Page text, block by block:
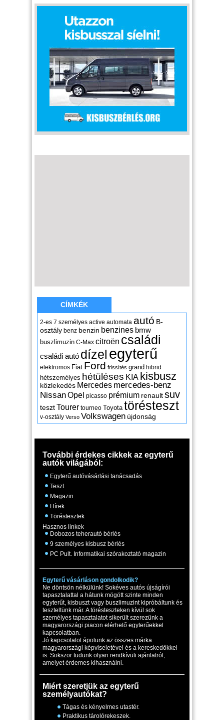
CÍMKÉK
2-es 7 személyes active automata autó B-
osztály benz benzin benzines bmw
buszlimuzin C-Max citroën családi
családi autó dízel egyterű
elektromos Fiat Ford frissítés grand hibrid
hétszemélyes hétüléses KIA kisbusz
közlekedés Mercedes mercedes-benz
NissanOpel picasso prémium renaultsuv
tesztTourer tourneo Toyota törésteszt
v-osztály Verso Volkswagen újdonság
További érdekes cikkek az egyterű
autók világából:
Egyterű autóvásárlási tanácsadás
Teszt
Magazin
Hírek
Töréstesztek
Hasznos linkek
Dobozos teherautó bérlés
9 személyes kisbusz bérlés
PC Pult. Informatikai szórakoztató magazin
Egyterű vásárláson gondolkodik?
Ne döntsön nélkülünk! Sokéves autós újságírói
tapasztalattal a hátunk mögött szinte minden
egyterűt, kisbuszt vagy buszlimuzint kipróbáltunk és
teszteltünk már. A törésteszteken kívül sok
személyes tapasztalatot sikerült szerezünk a
magyarországi piacon elérhető egyterűekkel
kapcsolatban.
Jó kapcsolatot ápolunk az összes márka
magyarországi képviseletével és a kereskedőkkel
is. Sokszor tudunk olyan rendkívüli ajánlatról,
amelyet érdemes kihasználni.
Miért szeretjük az egyterű
személyautókat?
Tágas és kényelmes utastér.
Praktikus tárolórekeszek.